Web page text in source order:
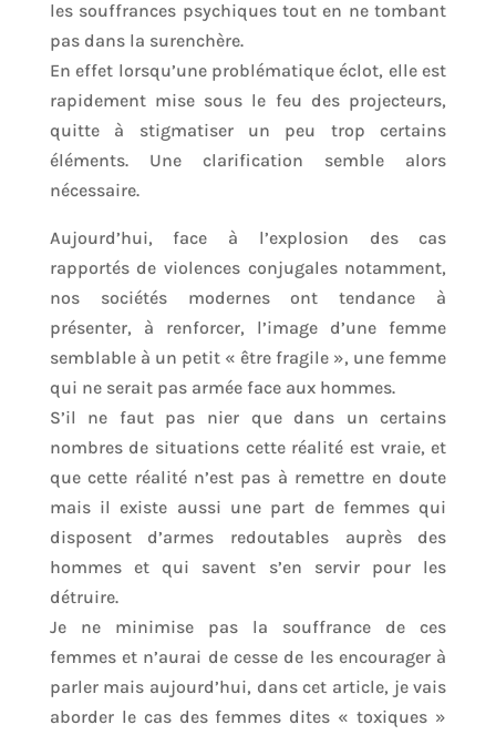
les souffrances psychiques tout en ne tombant
pas dans la surenchère.
En effet lorsqu’une problématique éclot, elle est
rapidement mise sous le feu des projecteurs,
quitte à stigmatiser un peu trop certains
éléments. Une clarification semble alors
nécessaire.
Aujourd’hui, face à l’explosion des cas
rapportés de violences conjugales notamment,
nos sociétés modernes ont tendance à
présenter, à renforcer, l’image d’une femme
semblable à un petit « être fragile », une femme
qui ne serait pas armée face aux hommes.
S’il ne faut pas nier que dans un certains
nombres de situations cette réalité est vraie, et
que cette réalité n’est pas à remettre en doute
mais il existe aussi une part de femmes qui
disposent d’armes redoutables auprès des
hommes et qui savent s’en servir pour les
détruire.
Je ne minimise pas la souffrance de ces
femmes et n’aurai de cesse de les encourager à
parler mais aujourd’hui, dans cet article, je vais
aborder le cas des femmes dites « toxiques »